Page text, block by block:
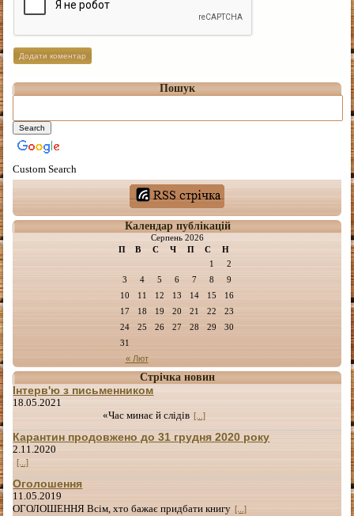
Пошук
Custom Search
Календар публікацій
Серпень 2026
П
В С Ч П С Н
« Лют
1
2
3
4 5 6 7 8
9
10
11 12 13 14 15
16
17
18 19 20 21 22
23
24
25 26 27 28 29
30
31
Стрічка новин
Інтерв'ю з письменником
18.05.2021
«Час минає й слідів [...]
Карантин продовжено до 31 грудня 2020 року
2.11.2020
[...]
Оголошення
11.05.2019
ОГОЛОШЕННЯ Всім, хто бажає придбати книгу [...]